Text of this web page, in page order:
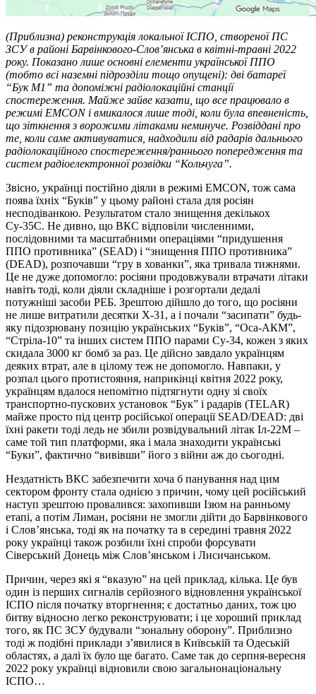
(Приблизна) реконструкція локальної ІСПО, створеної ПС
ЗСУ в районі Барвінкового-Слов’янська в квітні-травні 2022
року. Показано лише основні елементи української ППО
(тобто всі наземні підрозділи тощо опущені): дві батареї
“Бук М1” та допоміжні радіолокаційні станції
спостереження. Майже зайве казати, що все працювало в
режимі EMCON і вмикалося лише тоді, коли була впевненість,
що зіткнення з ворожими літаками неминуче. Розвіддані про
те, коли саме активуватися, надходили від радарів дальнього
радіолокаційного спостереження/раннього попередження та
систем радіоелектронної розвідки “Кольчуга”.
Звісно, українці постійно діяли в режимі EMCON, тож сама
поява їхніх “Буків” у цьому районі стала для росіян
несподіванкою. Результатом стало знищення декількох
Су-35С. Не дивно, що ВКС відповіли численними,
послідовними та масштабними операціями “придушення
ППО противника” (SEAD) і “знищення ППО противника”
(DEAD), розпочавши “гру в хованки”, яка тривала тижнями.
Це не дуже допомогло: росіяни продовжували втрачати літаки
навіть тоді, коли діяли складніше і розгортали дедалі
потужніші засоби РЕБ. Зрештою дійшло до того, що росіяни
не лише витратили десятки Х-31, а і почали “засипати” будь-
яку підозрювану позицію українських “Буків”, “Оса-АКМ”,
“Стріла-10” та інших систем ППО парами Су-34, кожен з яких
скидала 3000 кг бомб за раз. Це дійсно завдало українцям
деяких втрат, але в цілому теж не допомогло. Навпаки, у
розпал цього протистояння, наприкінці квітня 2022 року,
українцям вдалося непомітно підтягнути одну зі своїх
транспортно-пускових установок “Бук” і радарів (TELAR)
майже просто під центр російської операції SEAD/DEAD: дві
їхні ракети тоді ледь не збили розвідувальний літак Іл-22М –
саме той тип платформи, яка і мала знаходити українські
“Буки”, фактично “вивівши” його з війни аж до сьогодні.
Нездатність ВКС забезпечити хоча б панування над цим
сектором фронту стала однією з причин, чому цей російський
наступ зрештою провалився: захопивши Ізюм на ранньому
етапі, а потім Лиман, росіяни не змогли дійти до Барвінкового
і Слов’янська, тоді як на початку та в середині травня 2022
року українці також розбили їхні спроби форсувати
Сіверський Донець між Слов’янськом і Лисичанськом.
Причин, через які я “вказую” на цей приклад, кілька. Це був
один із перших сигналів серйозного відновлення української
ІСПО після початку вторгнення; є достатньо даних, тож цю
битву відносно легко реконструювати; і це хороший приклад
того, як ПС ЗСУ будували “зональну оборону”. Приблизно
тоді ж подібні приклади з’явилися в Київській та Одеській
областях, а далі їх було ще багато. Саме так до серпня-вересня
2022 року українці відновили свою загальнонаціональну
ІСПО…